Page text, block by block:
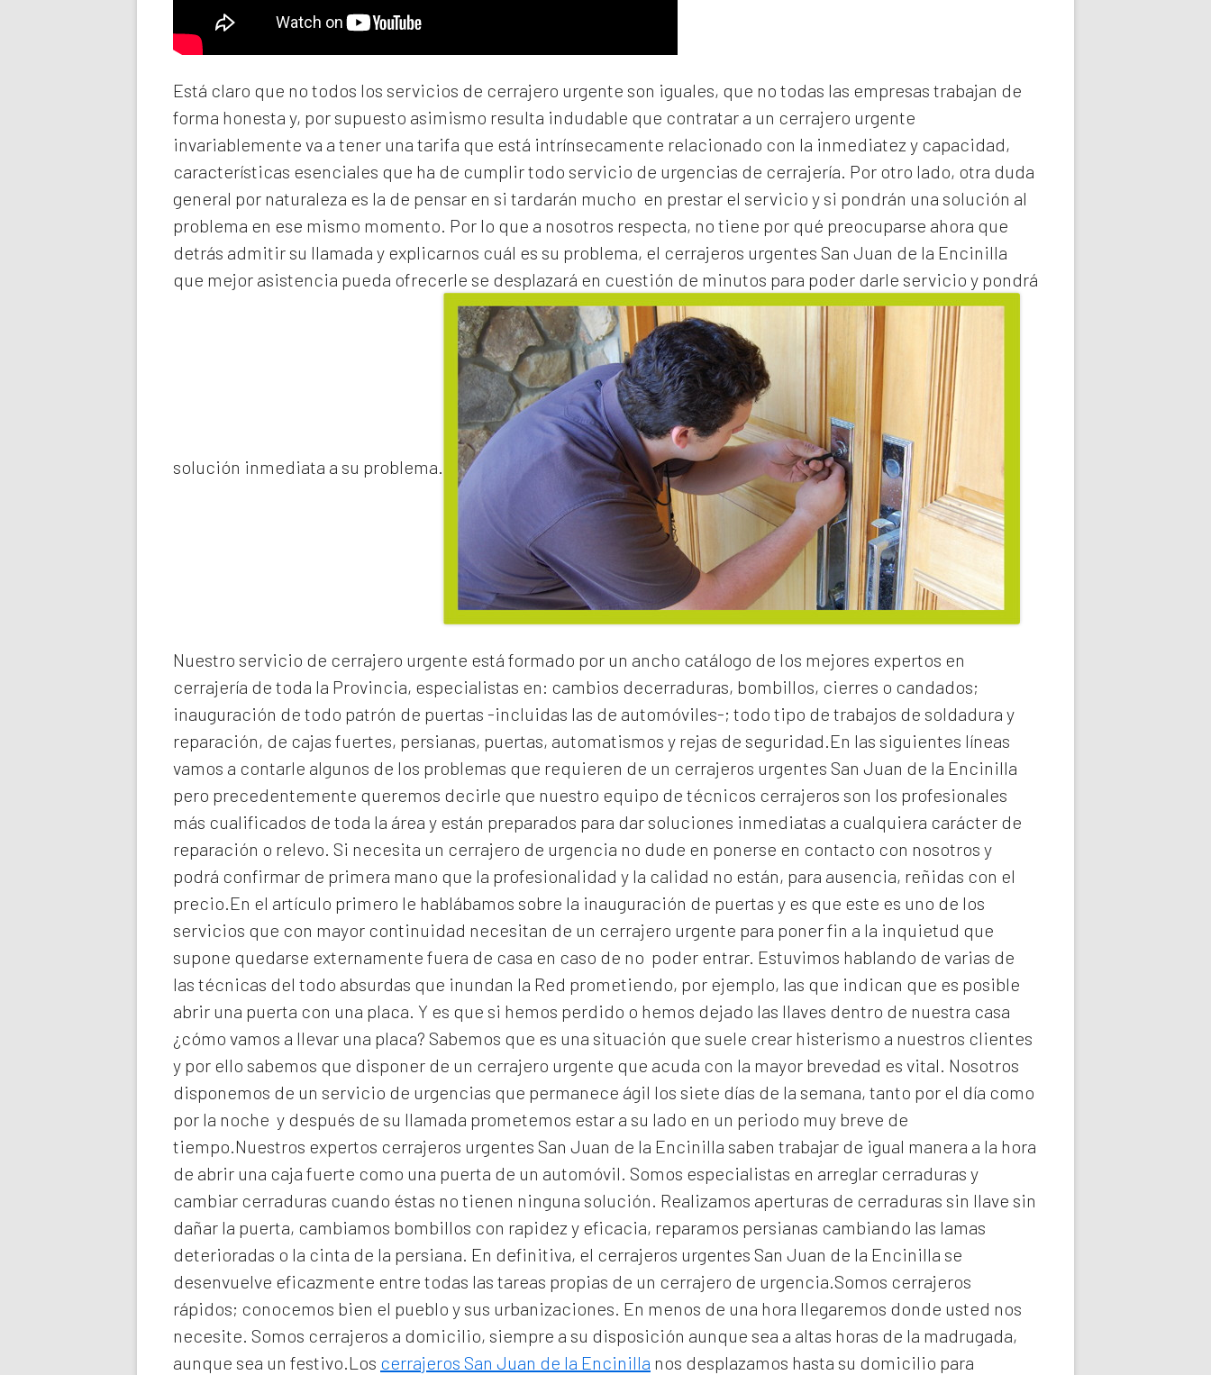
Está claro que no todos los servicios de cerrajero urgente son iguales, que no todas las empresas trabajan de
forma honesta y, por supuesto asimismo resulta indudable que contratar a un cerrajero urgente
invariablemente va a tener una tarifa que está intrínsecamente relacionado con la inmediatez y capacidad,
características esenciales que ha de cumplir todo servicio de urgencias de cerrajería. Por otro lado, otra duda
general por naturaleza es la de pensar en si tardarán mucho en prestar el servicio y si pondrán una solución al
problema en ese mismo momento. Por lo que a nosotros respecta, no tiene por qué preocuparse ahora que
detrás admitir su llamada y explicarnos cuál es su problema, el cerrajeros urgentes San Juan de la Encinilla
que mejor asistencia pueda ofrecerle se desplazará en cuestión de minutos para poder darle servicio y pondrá
solución inmediata a su problema.
Nuestro servicio de cerrajero urgente está formado por un ancho catálogo de los mejores expertos en
cerrajería de toda la Provincia, especialistas en: cambios decerraduras, bombillos, cierres o candados;
inauguración de todo patrón de puertas -incluidas las de automóviles-; todo tipo de trabajos de soldadura y
reparación, de cajas fuertes, persianas, puertas, automatismos y rejas de seguridad.En las siguientes líneas
vamos a contarle algunos de los problemas que requieren de un cerrajeros urgentes San Juan de la Encinilla
pero precedentemente queremos decirle que nuestro equipo de técnicos cerrajeros son los profesionales
más cualificados de toda la área y están preparados para dar soluciones inmediatas a cualquiera carácter de
reparación o relevo. Si necesita un cerrajero de urgencia no dude en ponerse en contacto con nosotros y
podrá confirmar de primera mano que la profesionalidad y la calidad no están, para ausencia, reñidas con el
precio.En el artículo primero le hablábamos sobre la inauguración de puertas y es que este es uno de los
servicios que con mayor continuidad necesitan de un cerrajero urgente para poner fin a la inquietud que
supone quedarse externamente fuera de casa en caso de no poder entrar. Estuvimos hablando de varias de
las técnicas del todo absurdas que inundan la Red prometiendo, por ejemplo, las que indican que es posible
abrir una puerta con una placa. Y es que si hemos perdido o hemos dejado las llaves dentro de nuestra casa
¿cómo vamos a llevar una placa? Sabemos que es una situación que suele crear histerismo a nuestros clientes
y por ello sabemos que disponer de un cerrajero urgente que acuda con la mayor brevedad es vital. Nosotros
disponemos de un servicio de urgencias que permanece ágil los siete días de la semana, tanto por el día como
por la noche y después de su llamada prometemos estar a su lado en un periodo muy breve de
tiempo.Nuestros expertos cerrajeros urgentes San Juan de la Encinilla saben trabajar de igual manera a la hora
de abrir una caja fuerte como una puerta de un automóvil. Somos especialistas en arreglar cerraduras y
cambiar cerraduras cuando éstas no tienen ninguna solución. Realizamos aperturas de cerraduras sin llave sin
dañar la puerta, cambiamos bombillos con rapidez y eficacia, reparamos persianas cambiando las lamas
deterioradas o la cinta de la persiana. En definitiva, el cerrajeros urgentes San Juan de la Encinilla se
desenvuelve eficazmente entre todas las tareas propias de un cerrajero de urgencia.Somos cerrajeros
rápidos; conocemos bien el pueblo y sus urbanizaciones. En menos de una hora llegaremos donde usted nos
necesite. Somos cerrajeros a domicilio, siempre a su disposición aunque sea a altas horas de la madrugada,
aunque sea un festivo.Los cerrajeros San Juan de la Encinilla nos desplazamos hasta su domicilio para